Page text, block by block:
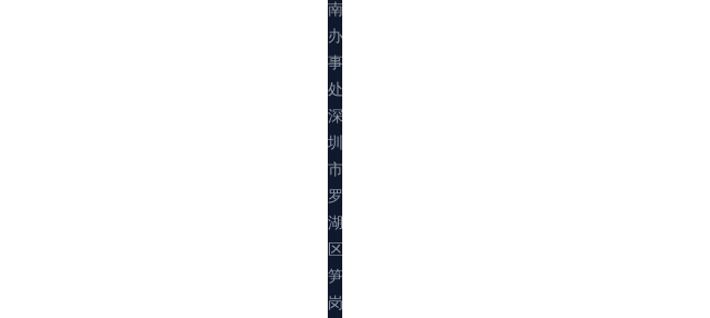
南
办
事
处：
深
圳
市
罗
湖
区
笋
岗